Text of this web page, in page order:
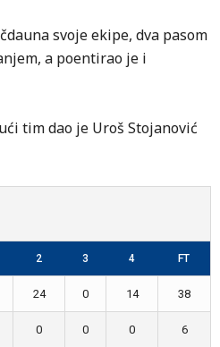
svoje ekipe, dva pasom
a poentirao je i
tim dao je Uroš Stojanović
2 3 4 FT
24 0 14 38
0 0 0 6